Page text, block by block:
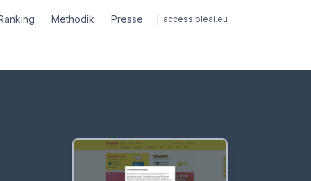
Methodik Presse accessibleai.eu